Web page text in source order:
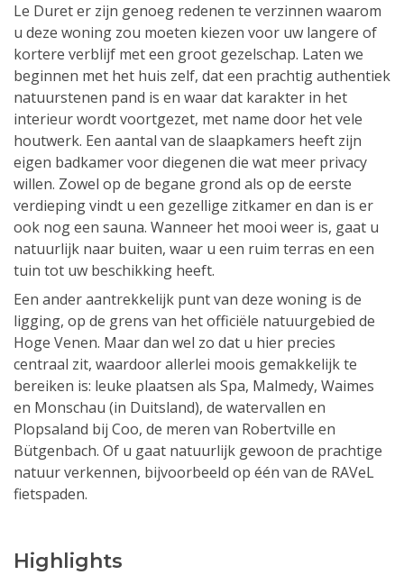
Le Duret er zijn genoeg redenen te verzinnen waarom
u deze woning zou moeten kiezen voor uw langere of
kortere verblijf met een groot gezelschap. Laten we
beginnen met het huis zelf, dat een prachtig authentiek
natuurstenen pand is en waar dat karakter in het
interieur wordt voortgezet, met name door het vele
houtwerk. Een aantal van de slaapkamers heeft zijn
eigen badkamer voor diegenen die wat meer privacy
willen. Zowel op de begane grond als op de eerste
verdieping vindt u een gezellige zitkamer en dan is er
ook nog een sauna. Wanneer het mooi weer is, gaat u
natuurlijk naar buiten, waar u een ruim terras en een
tuin tot uw beschikking heeft.
Een ander aantrekkelijk punt van deze woning is de
ligging, op de grens van het officiële natuurgebied de
Hoge Venen. Maar dan wel zo dat u hier precies
centraal zit, waardoor allerlei moois gemakkelijk te
bereiken is: leuke plaatsen als Spa, Malmedy, Waimes
en Monschau (in Duitsland), de watervallen en
Plopsaland bij Coo, de meren van Robertville en
Bütgenbach. Of u gaat natuurlijk gewoon de prachtige
natuur verkennen, bijvoorbeeld op één van de RAVeL
fietspaden.
Highlights